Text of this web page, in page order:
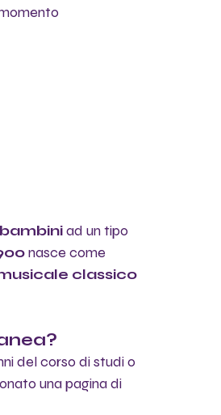
ad un tipo
nasce come
classico
del corso di studi o
una pagina di